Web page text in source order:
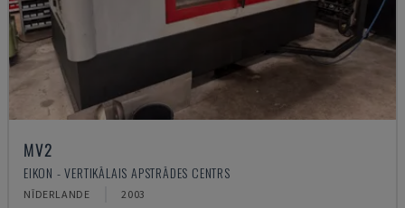
MV2
EIKON - VERTIKĀLAIS APSTRĀDES CENTRS
NĪDERLANDE 2003